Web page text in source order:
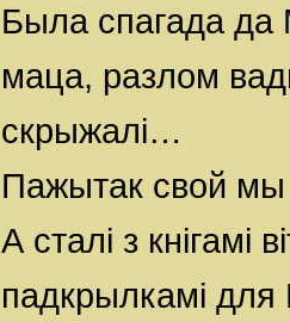
Была спагада да
маца, разлом
скрыжалі…
Пажытак свой мы
А сталі з кнігамі
падкрылкамі для